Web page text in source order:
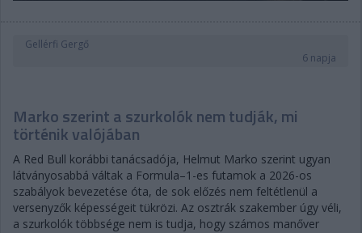
Gellérfi Gergő
6 napja
Marko szerint a szurkolók nem tudják, mi
történik valójában
A Red Bull korábbi tanácsadója, Helmut Marko szerint ugyan
látványosabbá váltak a Formula–1-es futamok a 2026-os
szabályok bevezetése óta, de sok előzés nem feltétlenül a
versenyzők képességeit tükrözi. Az osztrák szakember úgy véli,
a szurkolók többsége nem is tudja, hogy számos manőver